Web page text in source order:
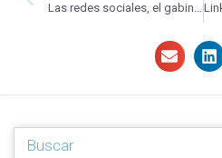
Las redes sociales, el gabinete de comunicación online para tu asesoría